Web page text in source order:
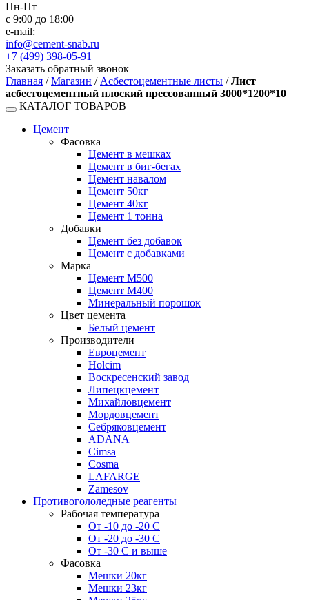
Пн-Пт
с 9:00 до 18:00
e-mail:
info@cement-snab.ru
+7 (499) 398-05-91
Заказать обратный звонок
Главная /Магазин / Асбестоцементные листы /Лист
асбестоцементный плоский прессованный 3000*1200*10
КАТАЛОГ ТОВАРОВ
Цемент
Фасовка
Цемент в мешках
Цемент в биг-бегах
Цемент навалом
Цемент 50кг
Цемент 40кг
Цемент 1 тонна
Добавки
Цемент без добавок
Цемент с добавками
Марка
Цемент М500
Цемент М400
Минеральный порошок
Цвет цемента
Белый цемент
Производители
Евроцемент
Holcim
Воскресенский завод
Липецкцемент
Михайловцемент
Мордовцемент
Себряковцемент
ADANA
Cimsa
Cosma
LAFARGE
Zamesov
Противогололедные реагенты
Рабочая температура
От -10 до -20 С
От -20 до -30 С
От -30 С и выше
Фасовка
Мешки 20кг
Мешки 23кг